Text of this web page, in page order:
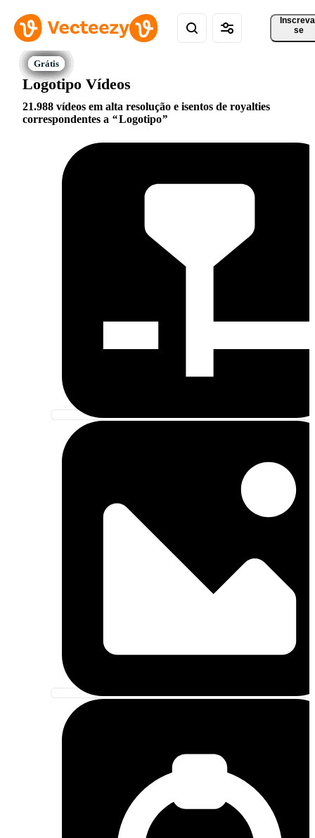
se
Logotipo Vídeos
21.988 vídeos em alta resolução e isentos de royalties
correspondentes a
Logotipo